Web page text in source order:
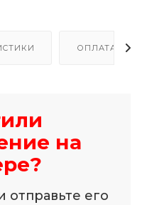
ОПЛАТА И
на
отправьте его